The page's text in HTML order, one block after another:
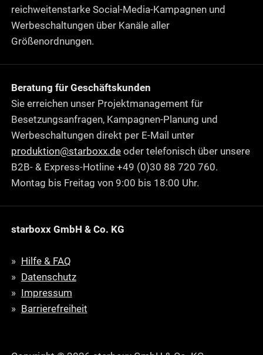
reichweitenstarke Social-Media-Kampagnen und
Werbeschaltungen über Kanäle aller
Größenordnungen.
Beratung für Geschäftskunden
Sie erreichen unser Projektmanagement für
Besetzungsanfragen, Kampagnen-Planung und
Werbeschaltungen direkt per E-Mail unter
produktion@starboxx.deoder telefonisch über unsere
B2B- & Express-Hotline +49 (0)30 88 720 760.
Montag bis Freitag von 9:00 bis 18:00 Uhr.
starboxx GmbH & Co. KG
Hilfe & FAQ
Datenschutz
Impressum
Barrierefreiheit